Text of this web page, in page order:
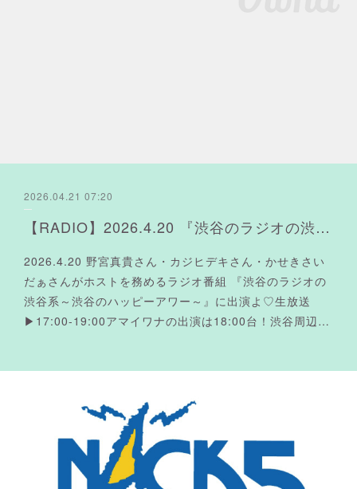
2026.04.21 07:20
【RADIO】2026.4.20 『渋谷のラジオの渋谷系』に出演よ♡
2026.4.20 野宮真貴さん・カジヒデキさん・かせきさい
だぁさんがホストを務めるラジオ番組 『渋谷のラジオの
渋谷系～渋谷のハッピーアワー～』に出演よ♡生放送
▶︎17:00-19:00アマイワナの出演は18:00台！渋谷周辺…